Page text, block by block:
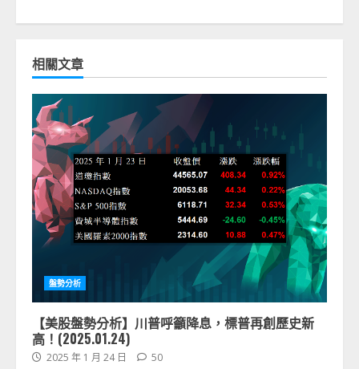
相關文章
盤勢分析
【美股盤勢分析】川普呼籲降息，標普再創歷史新
高！(2025.01.24)
2025 年 1 月 24 日 50